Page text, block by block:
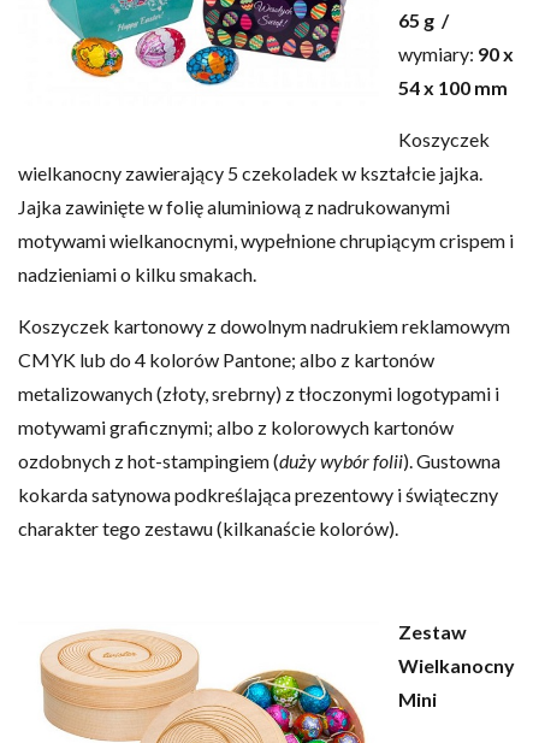
65 g /
wymiary: 90 x
54 x 100 mm
Koszyczek
wielkanocny zawierający 5 czekoladek w kształcie jajka.
Jajka zawinięte w folię aluminiową z nadrukowanymi
motywami wielkanocnymi, wypełnione chrupiącym crispem i
nadzieniami o kilku smakach.
Koszyczek kartonowy z dowolnym nadrukiem reklamowym
CMYK lub do 4 kolorów Pantone; albo z kartonów
metalizowanych (złoty, srebrny) z tłoczonymi logotypami i
motywami graficznymi; albo z kolorowych kartonów
ozdobnych z hot-stampingiem (duży wybór folii). Gustowna
kokarda satynowa podkreślająca prezentowy i świąteczny
charakter tego zestawu (kilkanaście kolorów).
Zestaw
Wielkanocny
Mini